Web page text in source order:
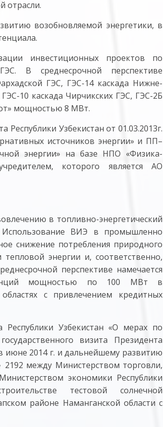
отрасли.
возобновляемой энергетики, в
инвестиционных проектов по
В среднесрочной перспективе
ГЭС, ГЭС-14 каскада Нижне-
10 каскада Чирчикских ГЭС, ГЭС-2Б
мощностью 8 МВт.
Узбекистан от 01.03.2013г.
источников энергии» и ПП–
энергии» на базе НПО «Физика-
которого является АО
в топливно-энергетический
Использование ВИЭ в промышленно
снижение потребления природного
энергии и, соответственно,
перспективе намечается
мощностью по 100 МВт в
с привлечением кредитных
Узбекистан «О мерах по
визита Президента
июне 2014 г. и дальнейшему развитию
2192 между Министерством торговли,
экономики Республики
тестовой солнечной
районе Наманганской области с